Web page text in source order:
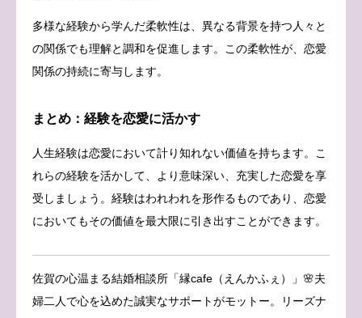
多様な経験から学んだ柔軟性は、異なる背景を持つ人々と
の関係でも理解と調和を促進します。この柔軟性が、恋愛
関係の持続に寄与します。
まとめ：経験を恋愛に活かす
人生経験は恋愛において計り知れない価値を持ちます。こ
れらの経験を活かして、より意味深い、充実した恋愛を享
受しましょう。経験はわれわれを形作るものであり、恋愛
においてもその価値を最大限に引き出すことができます。
佐賀の心温まる結婚相談所「縁cafe（えんかふぇ）」🌸夫
婦二人で心を込めた誠実なサポートがモットー。リーズナ